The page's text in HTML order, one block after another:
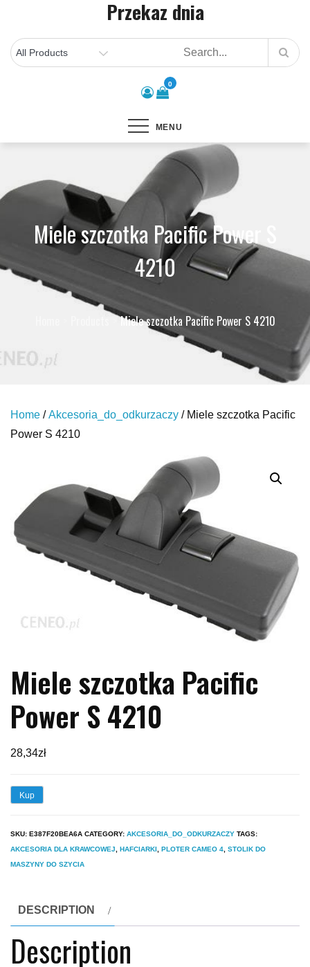
content
Przekaz dnia
0
MENU
Miele szczotka Pacific Power S
4210
Miele szczotka Pacific Power S 4210
Home /Akcesoria_do_odkurzaczy / Miele szczotka Pacific
Power S 4210
Miele szczotka Pacific
Power S 4210
28,34zł
Kup
SKU: E387F20BEA6A CATEGORY: AKCESORIA_DO_ODKURZACZY TAGS:
AKCESORIA DLA KRAWCOWEJ
HAFCIARKI PLOTER CAMEO 4 STOLIK DO
MASZYNY DO SZYCIA
DESCRIPTION
Description